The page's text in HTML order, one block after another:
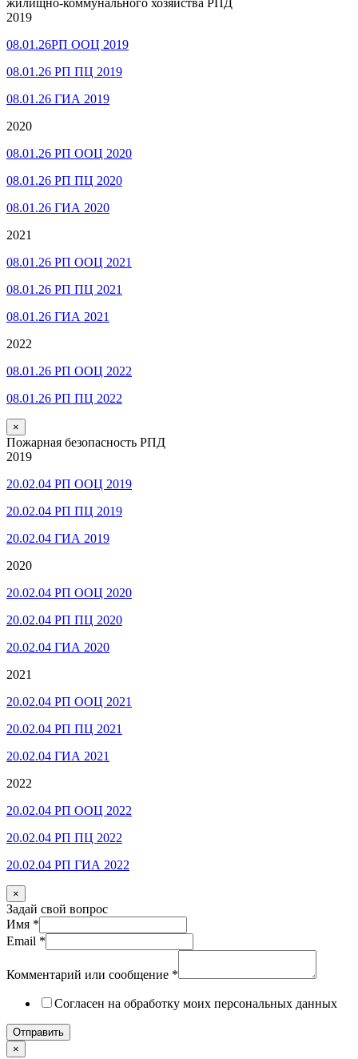
жилищно-коммунального хозяйства РПД
2019
08.01.26РП ООЦ 2019
08.01.26 РП ПЦ 2019
08.01.26 ГИА 2019
2020
08.01.26 РП ООЦ 2020
08.01.26 РП ПЦ 2020
08.01.26 ГИА 2020
2021
08.01.26 РП ООЦ 2021
08.01.26 РП ПЦ 2021
08.01.26 ГИА 2021
2022
08.01.26 РП ООЦ 2022
08.01.26 РП ПЦ 2022
×
Пожарная безопасность РПД
2019
20.02.04 РП ООЦ 2019
20.02.04 РП ПЦ 2019
20.02.04 ГИА 2019
2020
20.02.04 РП ООЦ 2020
20.02.04 РП ПЦ 2020
20.02.04 ГИА 2020
2021
20.02.04 РП ООЦ 2021
20.02.04 РП ПЦ 2021
20.02.04 ГИА 2021
2022
20.02.04 РП ООЦ 2022
20.02.04 РП ПЦ 2022
20.02.04 РП ГИА 2022
×
Задай свой вопрос
Имя *
Email *
Комментарий или сообщение *
Согласен на обработку моих персональных данных
Отправить
×